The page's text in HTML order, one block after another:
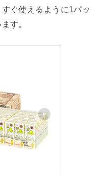
ぐ使えるように1パッ
す。